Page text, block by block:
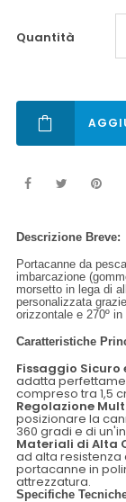
quantità
Descrizione Breve:
Portacanne da
imbarcazione
morsetto in lega di
personalizzata
orizzontale e 270º
Caratteristiche
Fissaggio Sicuro
adatta
compreso tra 1,5
Regolazione
posizionare la
360 gradi e di
Materiali di Alta
ad alta resistenza
portacanne in
attrezzatura.
Specifiche